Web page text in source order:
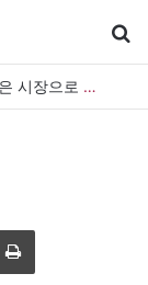
[이상기가 만난 사람] 박영옥 주식농부 “돈은 시장으로 갔지만, 투자는 사라지고 거래만 남았다”